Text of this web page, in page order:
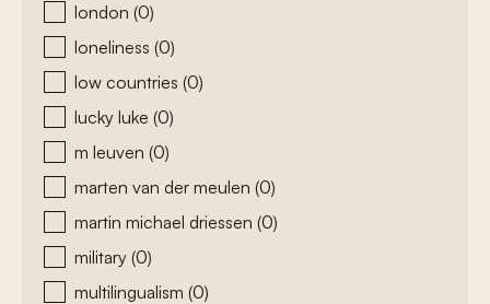
london (0)
loneliness (0)
low countries (0)
lucky luke (0)
m leuven (0)
marten van der meulen (0)
martin michael driessen (0)
military (0)
multilingualism (0)